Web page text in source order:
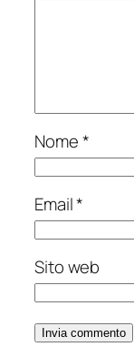
Nome*
Email*
Sito web